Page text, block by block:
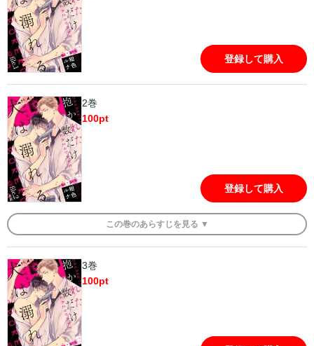
せられてしまい……!? 相性最悪な二人が紡ぐ、エロティック・ハー
ドラブ！
登録して購入
2巻
100pt
登録して購入
この巻のあらすじを 見る ▼
3巻
100pt